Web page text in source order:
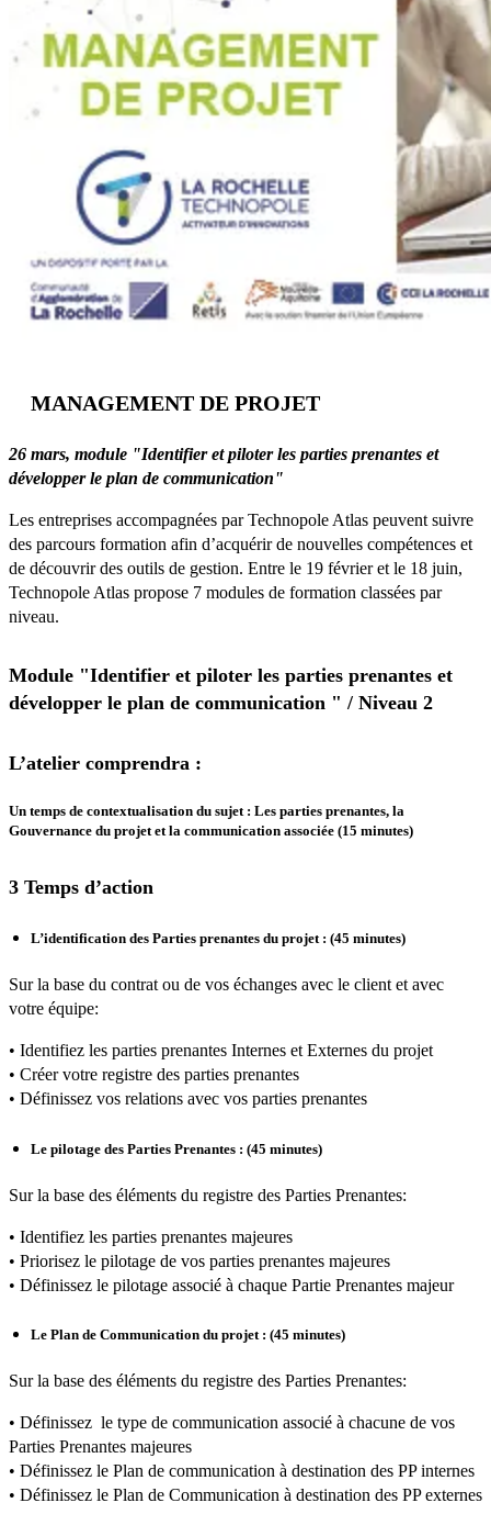
MANAGEMENT DE PROJET
26 mars, module "Identifier et piloter les parties prenantes et
développer le plan de communication"
Les entreprises accompagnées par Technopole Atlas peuvent suivre
des parcours formation afin d’acquérir de nouvelles compétences et
de découvrir des outils de gestion. Entre le 19 février et le 18 juin,
Technopole Atlas propose 7 modules de formation classées par
niveau.
Module "Identifier et piloter les parties prenantes et
développer le plan de communication " / Niveau 2
L’atelier comprendra :
Un temps de contextualisation du sujet : Les parties prenantes, la
Gouvernance du projet et la communication associée (15 minutes)
3 Temps d’action
L’identification des Parties prenantes du projet: (45 minutes)
Sur la base du contrat ou de vos échanges avec le client et avec
votre équipe:
• Identifiez les parties prenantes Internes et Externes du projet
• Créer votre registre des parties prenantes
• Définissez vos relations avec vos parties prenantes
Le pilotage des Parties Prenantes : (45 minutes)
Sur la base des éléments du registre des Parties Prenantes:
• Identifiez les parties prenantes majeures
• Priorisez le pilotage de vos parties prenantes majeures
• Définissez le pilotage associé à chaque Partie Prenantes majeur
Le Plan de Communication du projet : (45 minutes)
Sur la base des éléments du registre des Parties Prenantes:
• Définissez le type de communication associé à chacune de vos
Parties Prenantes majeures
• Définissez le Plan de communication à destination des PP internes
• Définissez le Plan de Communication à destination des PP externes